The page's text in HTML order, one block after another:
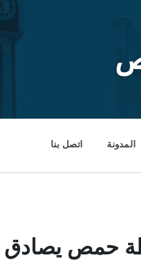
المدونة اتصل بنا
حمص